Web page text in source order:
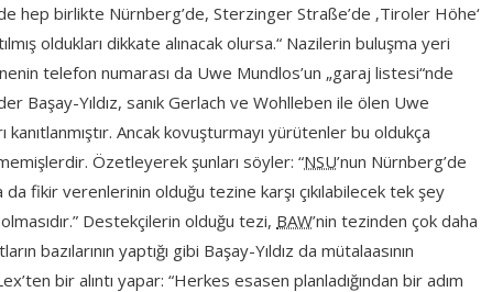
hep birlikte Nürnberg’de, Sterzinger Straße’de ‚Tiroler Höhe‘
oldukları dikkate alınacak olursa.“ Nazilerin buluşma yeri
telefon numarası da Uwe Mundlos’un „garaj listesi“nde
Başay-Yıldız, sanık Gerlach ve Wohlleben ile ölen Uwe
kanıtlanmıştır. Ancak kovuşturmayı yürütenler bu oldukça
Özetleyerek şunları söyler: “NSU’nun Nürnberg’de
fikir verenlerinin olduğu tezine karşı çıkılabilecek tek şey
Destekçilerin olduğu tezi, BAW’nin tezinden çok daha
bazılarının yaptığı gibi Başay-Yıldız da mütalaasının
bir alıntı yapar: “Herkes esasen planladığından bir adım